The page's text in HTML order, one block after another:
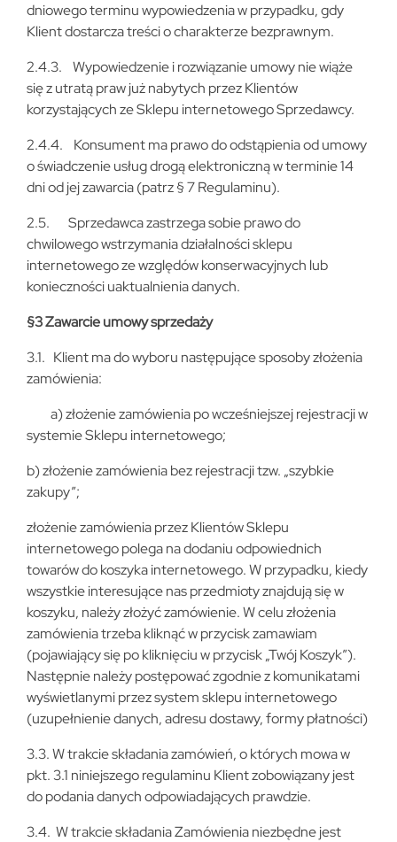
dniowego terminu wypowiedzenia w przypadku, gdy
Klient dostarcza treści o charakterze bezprawnym.
2.4.3. Wypowiedzenie i rozwiązanie umowy nie wiąże
się z utratą praw już nabytych przez Klientów
korzystających ze Sklepu internetowego Sprzedawcy.
2.4.4. Konsument ma prawo do odstąpienia od umowy
o świadczenie usług drogą elektroniczną w terminie 14
dni od jej zawarcia (patrz § 7 Regulaminu).
2.5. Sprzedawca zastrzega sobie prawo do
chwilowego wstrzymania działalności sklepu
internetowego ze względów konserwacyjnych lub
konieczności uaktualnienia danych.
§3 Zawarcie umowy sprzedaży
3.1. Klient ma do wyboru następujące sposoby złożenia
zamówienia:
a) złożenie zamówienia po wcześniejszej rejestracji w
systemie Sklepu internetowego;
b) złożenie zamówienia bez rejestracji tzw. „szybkie
zakupy”;
złożenie zamówienia przez Klientów Sklepu
internetowego polega na dodaniu odpowiednich
towarów do koszyka internetowego. W przypadku, kiedy
wszystkie interesujące nas przedmioty znajdują się w
koszyku, należy złożyć zamówienie. W celu złożenia
zamówienia trzeba kliknąć w przycisk zamawiam
(pojawiający się po kliknięciu w przycisk „Twój Koszyk”).
Następnie należy postępować zgodnie z komunikatami
wyświetlanymi przez system sklepu internetowego
(uzupełnienie danych, adresu dostawy, formy płatności)
3.3. W trakcie składania zamówień, o których mowa w
pkt. 3.1 niniejszego regulaminu Klient zobowiązany jest
do podania danych odpowiadających prawdzie.
3.4. W trakcie składania Zamówienia niezbędne jest